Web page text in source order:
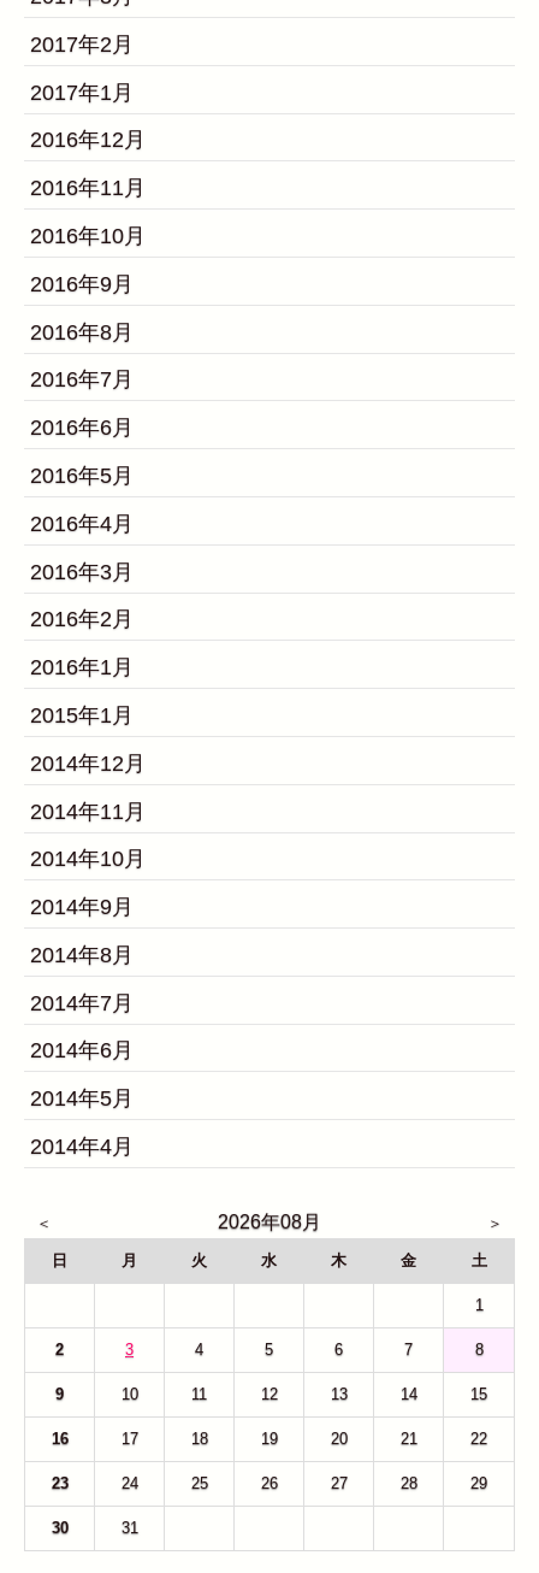
2017年2月
2017年1月
2016年12月
2016年11月
2016年10月
2016年9月
2016年8月
2016年7月
2016年6月
2016年5月
2016年4月
2016年3月
2016年2月
2016年1月
2015年1月
2014年12月
2014年11月
2014年10月
2014年9月
2014年8月
2014年7月
2014年6月
2014年5月
2014年4月
2026年08月
日 月 火 水 木 金 土
1
2 3 4 5 6 7 8
9 10 11 12 13 14 15
16 17 18 19 20 21 22
23 24 25 26 27 28 29
30 31